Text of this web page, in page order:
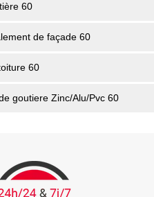
60
de façade 60
60
goutiere Zinc/Alu/Pvc 60